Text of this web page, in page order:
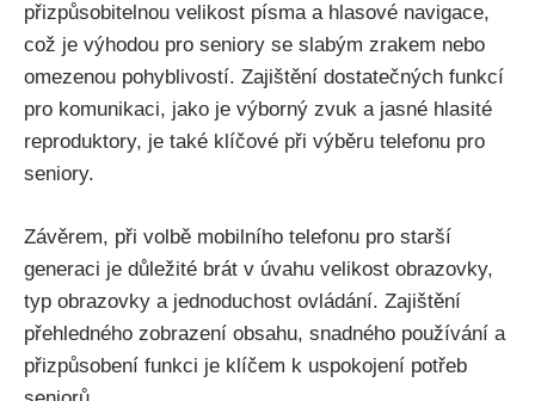
přizpůsobitelnou velikost písma a hlasové navigace,
což je výhodou pro seniory se slabým zrakem nebo
omezenou pohyblivostí. Zajištění dostatečných funkcí
pro komunikaci, jako je výborný zvuk a jasné hlasité
reproduktory, je také klíčové při výběru telefonu pro
seniory.
Závěrem, při volbě mobilního telefonu pro starší
generaci je důležité brát v úvahu velikost obrazovky,
typ obrazovky a jednoduchost ovládání. Zajištění
přehledného zobrazení obsahu, snadného používání a
přizpůsobení funkci je klíčem k uspokojení potřeb